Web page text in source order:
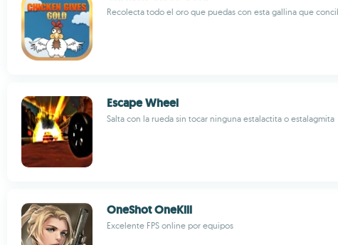
Recolecta todo el oro que puedas con esta gallina que
Escape Wheel
Salta con la rueda sin tocar ninguna estalactita o estalagmita
OneShot OneKill
Excelente FPS online por equipos